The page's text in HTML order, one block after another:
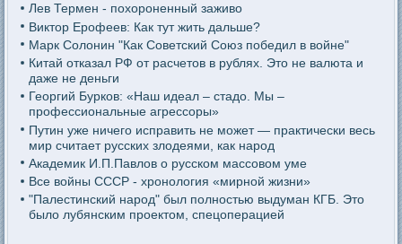
Лев Термен - похороненный заживо
Виктор Ерофеев: Как тут жить дальше?
Марк Солонин "Как Советский Союз победил в войне"
Китай отказал РФ от расчетов в рублях. Это не валюта и
даже не деньги
Георгий Бурков: «Наш идеал – стадо. Мы –
профессиональные агрессоры»
Путин уже ничего исправить не может — практически весь
мир считает русских злодеями, как народ
Академик И.П.Павлов о русском массовом уме
Все войны СССР - хронология «мирной жизни»
"Палестинский народ" был полностью выдуман КГБ. Это
было лубянским проектом, спецоперацией